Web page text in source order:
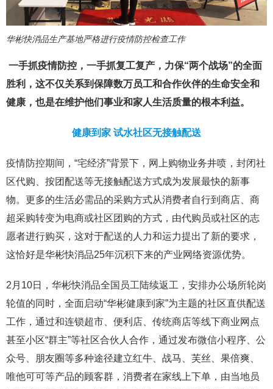
华彬快消品生产基地严格进行疫情防控检查工作
一手抓疫情防控，一手抓复工复产，力保“两个战场”的全面
胜利，这不仅关系到保障数万员工和合作伙伴的生命安全和
健康，也是在维护他们事业和家人生活质量的根本利益。
健康到家 试水社区无接触配送
疫情防控期间，“宅经济”背景下，网上购物业务井喷，封闭社
区代购、按团配送等无接触配送方式成为发展最快的新事
物。更多的生活必需品的采购方式从消费者自行到商店、商
超采购转变为电商或社区团购的方式，由代购员或社区的志
愿者进行购买，这对于配送的人力和运力提出了新的要求，
这恰好是华彬快消品25年沉积下来的产业网络资源优势。
2月10日，华彬快消品全国员工陆续返工，安排办公场所轮岗
轮值的同时，全面启动“华彬健康到家”为主题的社区直供配送
工作，通过和连锁超市、便利店、传统商店等线下商业网点
甚至小区“群主”等社区合伙人合作，通过发布微信小程序、公
众号、朋友圈等多种途径建立红牛、战马、芙丝、果倍爽、
唯他可可等产品的顾客群，消费者在家线上下单，由当地员